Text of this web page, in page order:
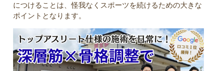
につけることは、怪我なくスポーツを続けるための大きな
ポイントとなります。